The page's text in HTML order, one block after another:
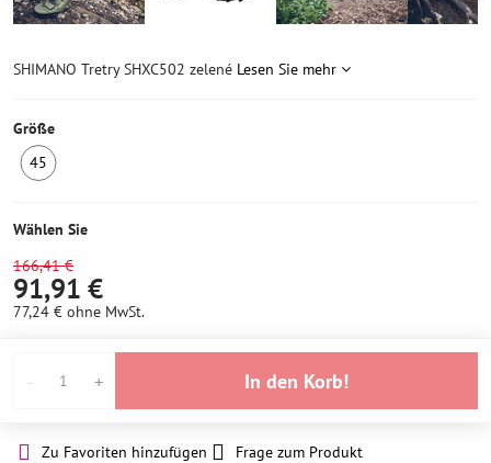
SHIMANO Tretry SHXC502 zelené Lesen Sie mehr
Größe
45
auf
Wählen Sie
166,41 €
91,91 €
77,24 € ohne MwSt.
In den Korb!
Zu Favoriten hinzufügen
Frage zum Produkt